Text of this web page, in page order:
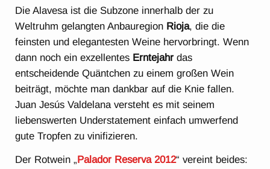
Die Alavesa ist die Subzone innerhalb der zu
Weltruhm gelangten Anbauregion Rioja, die die
feinsten und elegantesten Weine hervorbringt. Wenn
dann noch ein exzellentes Erntejahr das
entscheidende Quäntchen zu einem großen Wein
beiträgt, möchte man dankbar auf die Knie fallen.
Juan Jesús Valdelana versteht es mit seinem
liebenswerten Understatement einfach umwerfend
gute Tropfen zu vinifizieren.
Der Rotwein „Palador Reserva 2012“ vereint beides: